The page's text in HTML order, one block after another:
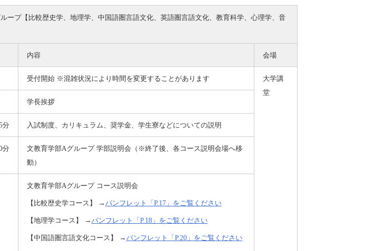
ープ【比較歴史学、地理学、中国語圏言語文化、英語圏言語文化、教育科学、心理学、音
内容 会場
受付開始 ※混雑状況により時間を変更することがあります
大学講
堂
学長挨拶
分 入試制度、カリキュラム、奨学金、学生寮などについての説明
分
文教育学部Aグループ 学部説明会（※終了後、各コース説明会場へ移
動）
文教育学部Aグループ コース説明会
【比較歴史学コース】 →パンフレット「P.17」をご覧ください
【地理学コース】 →パンフレット「P.18」をご覧ください
【中国語圏言語文化コース】 →パンフレット「P.20」をご覧ください